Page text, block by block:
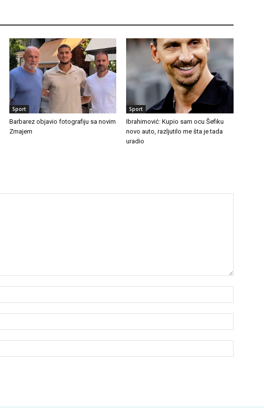
Sport
Barbarez objavio fotografiju sa novim
Zmajem
Sport
Ibrahimović: Kupio sam ocu Šefiku
novo auto, razljutilo me šta je tada
uradio